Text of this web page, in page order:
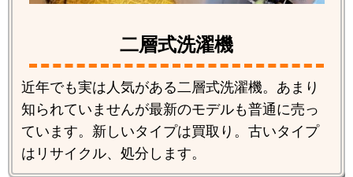
二層式洗濯機
近年でも実は人気がある二層式洗濯機。あまり
知られていませんが最新のモデルも普通に売っ
ています。新しいタイプは買取り。古いタイプ
はリサイクル、処分します。